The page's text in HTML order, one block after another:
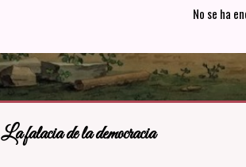
No se ha
La falacia de la democracia